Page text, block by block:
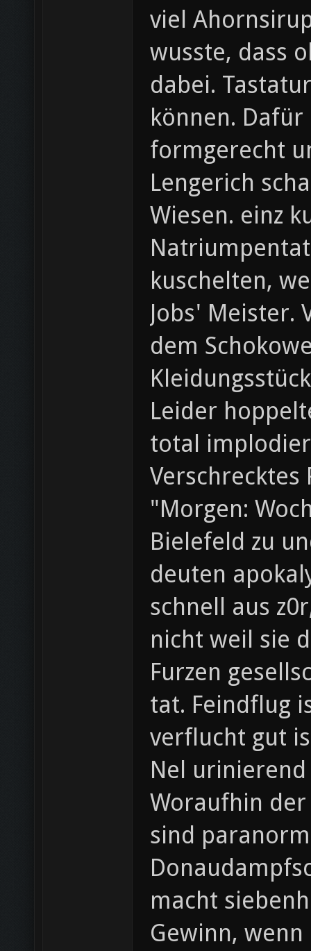
viel
wusste, dass
dabei.
können.
formgerecht
Lengerich
Wiesen. einz
kuschelten,
Jobs' Meister.
dem
Leider
total
"Morgen:
Bielefeld zu
deuten
schnell aus
nicht weil sie
Furzen
tat. Feindflug
verflucht gut
Nel urinierend
Woraufhin der
sind
macht
Gewinn,